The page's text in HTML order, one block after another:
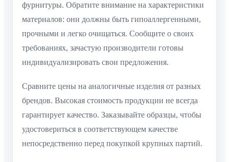
фурнитуры. Обратите внимание на характеристики
материалов: они должны быть гипоаллергенными,
прочными и легко очищаться. Сообщите о своих
требованиях, зачастую производители готовы
индивидуализировать свои предложения.
Сравните цены на аналогичные изделия от разных
брендов. Высокая стоимость продукции не всегда
гарантирует качество. Заказывайте образцы, чтобы
удостовериться в соответствующем качестве
непосредственно перед покупкой крупных партий.